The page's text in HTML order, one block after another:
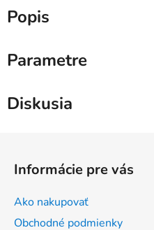
Popis
Parametre
Diskusia
Informácie pre vás
Ako nakupovať
Obchodné podmienky